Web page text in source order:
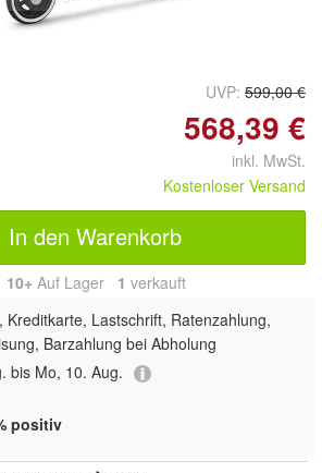
UVP: 599,00 €
568,39 €
inkl. MwSt.
Kostenloser Versand
In den Warenkorb
10+ Auf Lager 1 verkauft
Kreditkarte, Lastschrift, Ratenzahlung,
Barzahlung bei Abholung
bis Mo, 10. Aug.
positiv